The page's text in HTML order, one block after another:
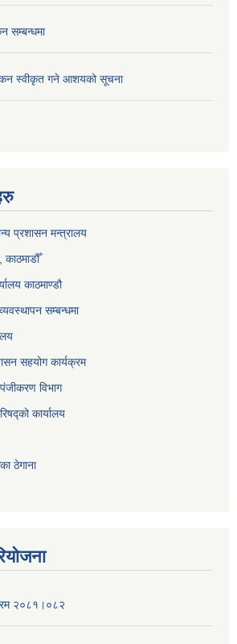
सम्बन्धमा
स्वीकृत गने आशयको सूचना
प्रशासन मन्त्रालय
काठमाडौँ
काठमाण्ड‌ौ
सम्बन्धमा
सहयोग कार्यक्रम
विभाग
कार्यालय
ठेगाना
२०८१।०८२